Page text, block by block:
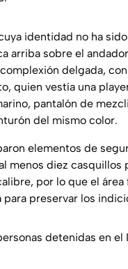
identidad no ha
arriba sobre el
delgada,
quien vestía una
pantalón de
del mismo color.
elementos de
menos diez casquillos
por lo que el área
para preservar los
detenidas en el